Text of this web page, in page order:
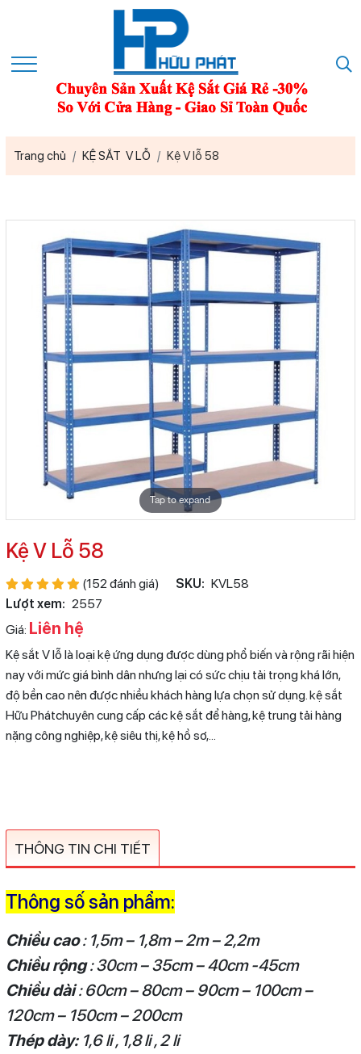
Trang chủ KỆ SẮT V LỖ Kệ V lỗ 58
Tap to expand
Kệ V Lỗ 58
(152 đánh giá) SKU: KVL58
Lượt xem: 2557
Giá: Liên hệ
Kệ sắt V lỗ là loại kệ ứng dụng được dùng phổ biến và rộng rãi hiện
nay với mức giá bình dân nhưng lại có sức chịu tải trọng khá lớn,
độ bền cao nên được nhiều khách hàng lựa chọn sử dụng. kệ sắt
Hữu Phátchuyên cung cấp các kệ sắt để hàng, kệ trung tải hàng
nặng công nghiệp, kệ siêu thị, kệ hồ sơ,...
THÔNG TIN CHI TIẾT
Thông số sản phẩm:
Chiều cao: 1,5m – 1,8m – 2m – 2,2m
Chiều rộng: 30cm – 35cm – 40cm -45cm
Chiều dài: 60cm – 80cm – 90cm – 100cm –
120cm – 150cm – 200cm
Thép dày:1,6 li , 1,8 li , 2 li